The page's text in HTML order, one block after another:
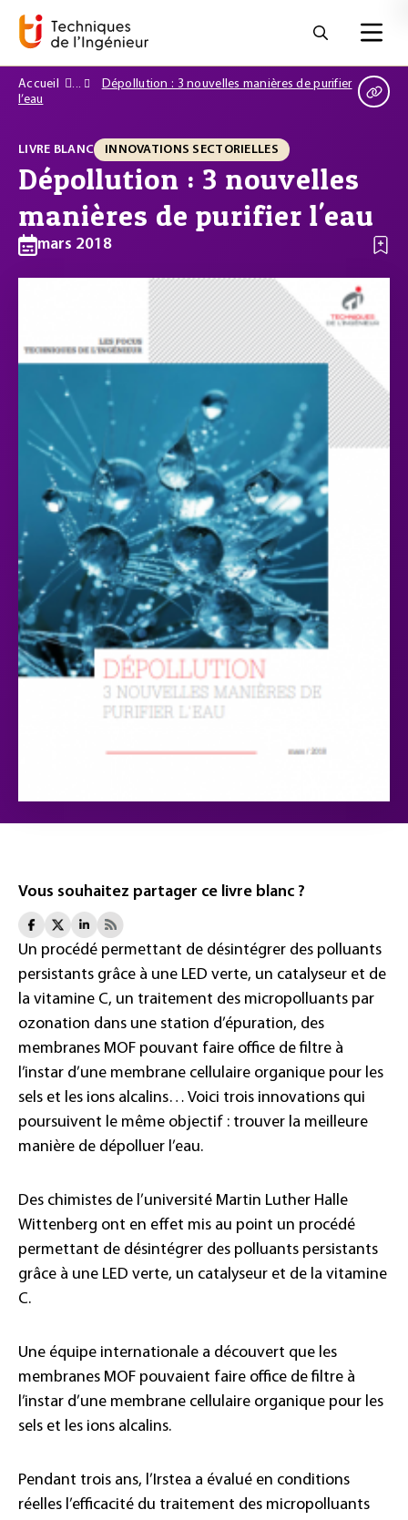
Accueil
Dépollution : 3 nouvelles manières de purifier
l’eau
LIVRE BLANC INNOVATIONS SECTORIELLES
Dépollution : 3 nouvelles
manières de purifier l'eau
mars 2018
Vous souhaitez partager ce livre blanc ?
Un procédé permettant de désintégrer des polluants
persistants grâce à une LED verte, un catalyseur et de
la vitamine C, un traitement des micropolluants par
ozonation dans une station d’épuration, des
membranes MOF pouvant faire office de filtre à
l’instar d’une membrane cellulaire organique pour les
sels et les ions alcalins… Voici trois innovations qui
poursuivent le même objectif : trouver la meilleure
manière de dépolluer l’eau.
Des chimistes de l’université Martin Luther Halle
Wittenberg ont en effet mis au point un procédé
permettant de désintégrer des polluants persistants
grâce à une LED verte, un catalyseur et de la vitamine
C.
Une équipe internationale a découvert que les
membranes MOF pouvaient faire office de filtre à
l’instar d’une membrane cellulaire organique pour les
sels et les ions alcalins.
Pendant trois ans, l’Irstea a évalué en conditions
réelles l’efficacité du traitement des micropolluants